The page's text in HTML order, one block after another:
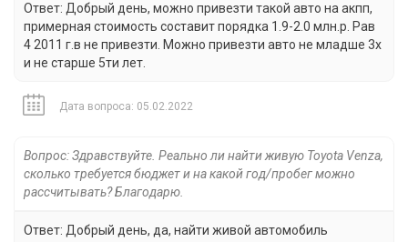
Ответ: Добрый день, можно привезти такой авто на акпп,
примерная стоимость составит порядка 1.9-2.0 млн.р. Рав
4 2011 г.в не привезти. Можно привезти авто не младше 3х
и не старше 5ти лет.
Дата вопроса: 05.02.2022
Вопрос: Здравствуйте. Реально ли найти живую Toyota Venza,
сколько требуется бюджет и на какой год/пробег можно
рассчитывать? Благодарю.
Ответ: Добрый день, да, найти живой автомобиль